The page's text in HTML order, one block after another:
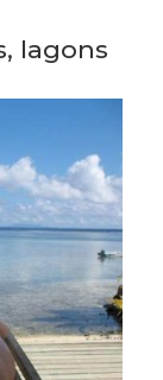
lagons